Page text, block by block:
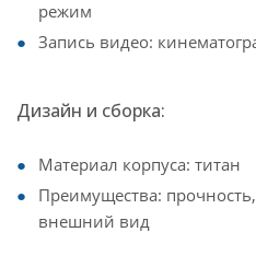
режим
Запись видео:
Дизайн и сборка:
Материал корпуса: титан
Преимущества:
внешний вид